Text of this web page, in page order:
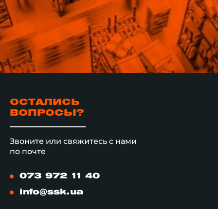
ОСТАЛИСЬ
ВОПРОСЫ?
Звоните или свяжитесь с нами
по почте
073 972 11 40
info@ssk.ua